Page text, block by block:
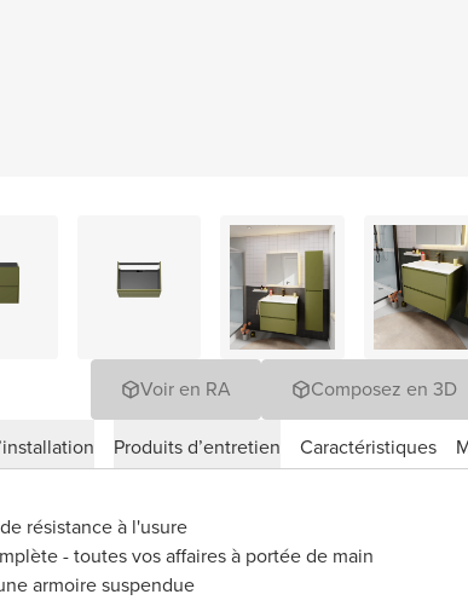
Voir en RA Composez en 3D
Produits d’entretien Caractéristiques
résistance à l'usure
- toutes vos affaires à portée de main
armoire suspendue